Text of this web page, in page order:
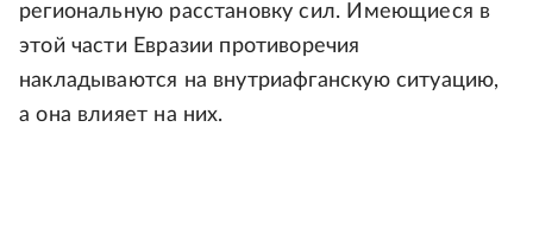
региональную расстановку сил. Имеющиеся в
этой части Евразии противоречия
накладываются на внутриафганскую ситуацию,
а она влияет на них.